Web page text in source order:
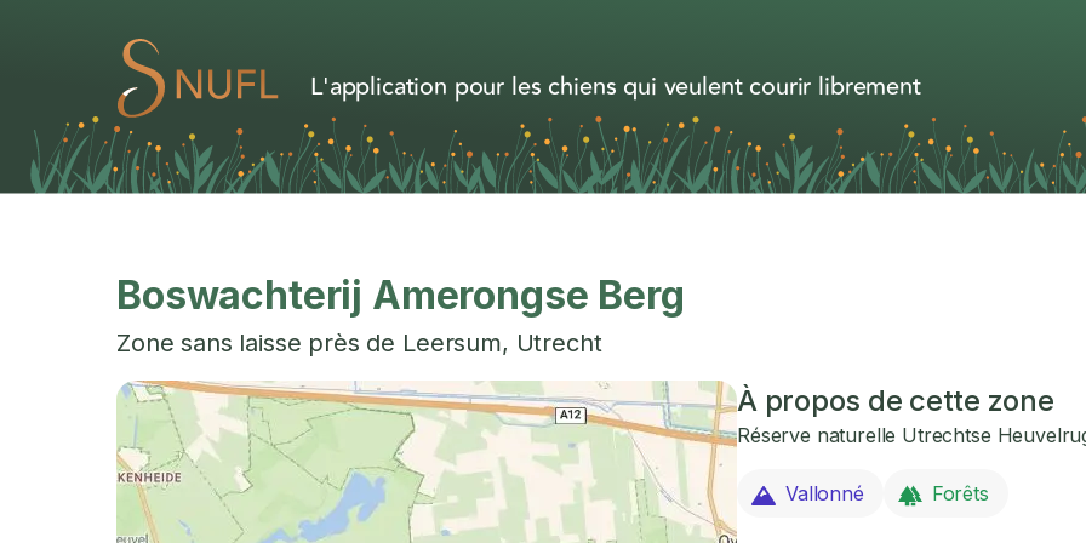
L'application pour les chiens qui veulent courir librement
Boswachterij Amerongse Berg
Zone sans laisse près de Leersum, Utrecht
À propos de cette zone
Réserve naturelle Utrechtse
Vallonné Forêts